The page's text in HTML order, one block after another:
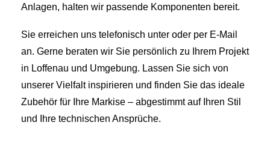
Anlagen, halten wir passende Komponenten bereit.
Sie erreichen uns telefonisch unter oder per E-Mail
an. Gerne beraten wir Sie persönlich zu Ihrem Projekt
in Loffenau und Umgebung. Lassen Sie sich von
unserer Vielfalt inspirieren und finden Sie das ideale
Zubehör für Ihre Markise – abgestimmt auf Ihren Stil
und Ihre technischen Ansprüche.